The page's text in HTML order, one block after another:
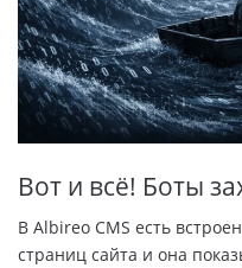
Вот и всё! Боты
В Albireo CMS есть
страниц сайта и она